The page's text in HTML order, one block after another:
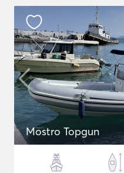
Mostro Topgun